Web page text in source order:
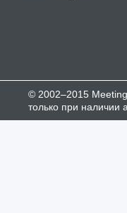
© 2002–2015
только при наличии